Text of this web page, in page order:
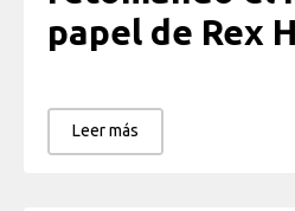
papel de Rex
Leer más